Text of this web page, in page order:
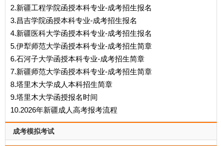
2.新疆工程学院函授本科专业-成考招生报名
3.昌吉学院函授本科专业-成考招生报名
4.新疆医科大学函授本科专业-成考招生报名
5.‌伊犁师范大学函授本科专业-成考招生简章
6.石河子大学函授本科专业-成考招生简章
7.新疆师范大学函授本科专业-成考招生简章
8.塔里木大学成人本科招生简章
9.塔里木大学函授报名时间
10.2026年新疆成人高考报考流程
成考模拟考试